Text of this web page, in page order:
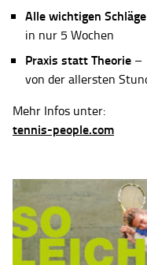
Alle wichtigen
in nur 5 Wochen
Praxis statt Theorie –
von der allersten
Mehr Infos unter:
tennis-people.com